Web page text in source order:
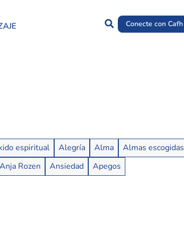
Conecte con Cafh
espiritual Alegría Alma Almas escogidas
Anja Rozen Ansiedad Apegos